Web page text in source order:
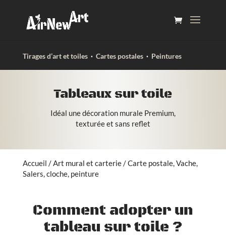
Tirages d’art et toiles· Cartes postales· Peintures
Tableaux sur toile
Idéal une décoration murale Premium,
texturée et sans reflet
Accueil /Art mural et carterie/ Carte postale, Vache,
Salers, cloche, peinture
Comment adopter un
tableau sur toile ?